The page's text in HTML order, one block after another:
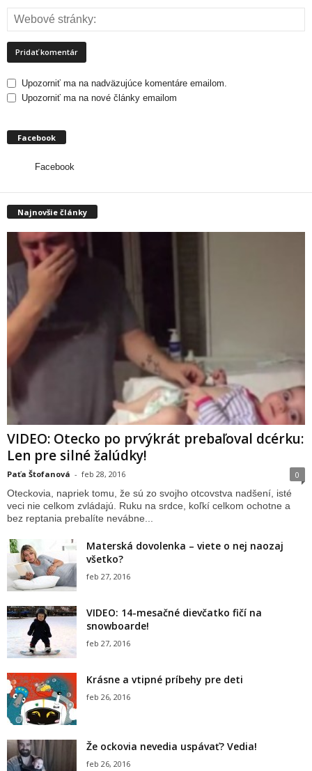
Upozorniť ma na nadväzujúce komentáre emailom.
Upozorniť ma na nové články emailom
Facebook
Facebook
Najnovšie články
VIDEO: Otecko po prvýkrát prebaľoval dcérku:
Len pre silné žalúdky!
Paťa Štofanová - feb 28, 2016 0
Oteckovia, napriek tomu, že sú zo svojho otcovstva nadšení, isté
veci nie celkom zvládajú. Ruku na srdce, koľkí celkom ochotne a
bez reptania prebalíte nevábne...
Materská dovolenka – viete o nej naozaj
všetko?
feb 27, 2016
VIDEO: 14-mesačné dievčatko fičí na
snowboarde!
feb 27, 2016
Krásne a vtipné príbehy pre deti
feb 26, 2016
Že ockovia nevedia uspávať? Vedia!
feb 26, 2016